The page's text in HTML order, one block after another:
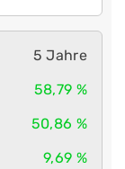
5 Jahre
58,79 %
50,86 %
9,69 %